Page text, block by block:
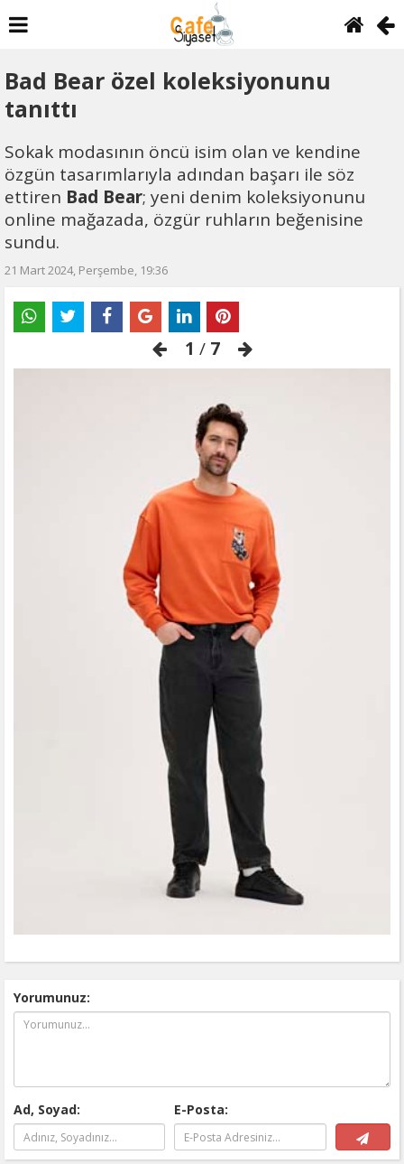
Bad Bear özel koleksiyonunu
tanıttı
Sokak modasının öncü isim olan ve kendine
özgün tasarımlarıyla adından başarı ile söz
ettiren Bad Bear; yeni denim koleksiyonunu
online mağazada, özgür ruhların beğenisine
sundu.
21 Mart 2024, Perşembe, 19:36
1 / 7
Yorumunuz:
Ad, Soyad: E-Posta: